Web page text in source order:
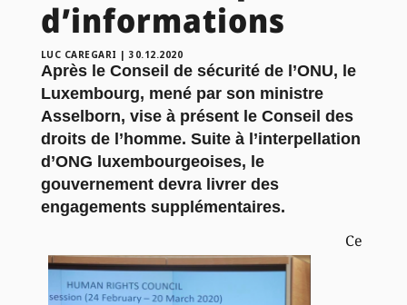
d’informations
LUC CAREGARI |30.12.2020
Après le Conseil de sécurité de l’ONU, le
Luxembourg, mené par son ministre
Asselborn, vise à présent le Conseil des
droits de l’homme. Suite à l’interpellation
d’ONG luxembourgeoises, le
gouvernement devra livrer des
engagements supplémentaires.
Ce